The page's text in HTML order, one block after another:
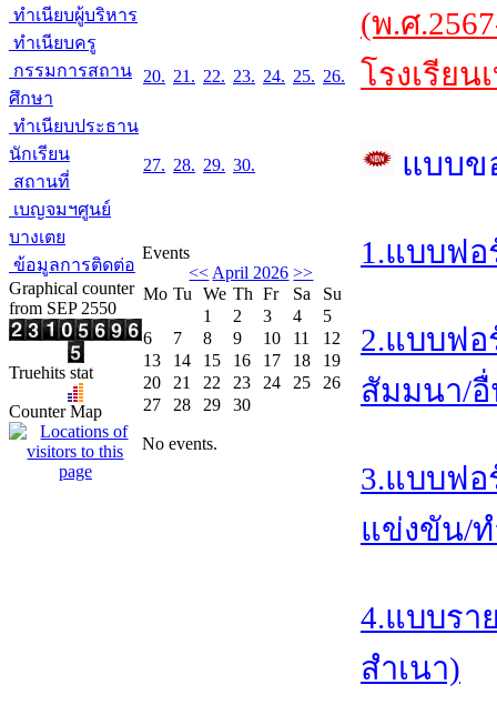
ทำเนียบผู้บริหาร
ทำเนียบครู
กรรมการสถาน
ศึกษา
ทำเนียบประธาน
นักเรียน
สถานที่
เบญจมฯศูนย์
บางเตย
ข้อมูลการติดต่อ
Graphical counter
from SEP 2550
Truehits stat
Counter Map
20. 21. 22. 23. 24. 25. 26.
27. 28. 29. 30.
Events
<< April 2026 >>
Mo Tu We Th Fr Sa
Su
1
2 3 4
5
6
7 8 9 10 11
12
13
14 15 16 17 18
19
20
21 22 23 24 25
26
27
28 29 30
No events.
(พ.ศ
โรงเรีย
แบบข
1.แบบฟ
2.แบบฟ
สัมมนา/
3.แบบฟอ
แข่งขัน/
4.แบบรา
สำเนา)